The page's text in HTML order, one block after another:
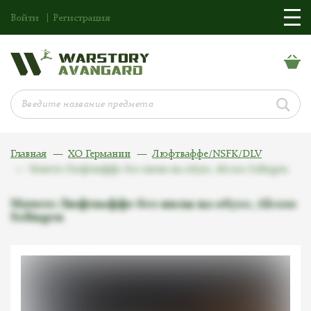
Войти Регистрация
Главная ХО Германии
Люфтваффе/NSFK/DLV
Мачете Люфтваффе без пилы на обухе, Alcoso
Solingen